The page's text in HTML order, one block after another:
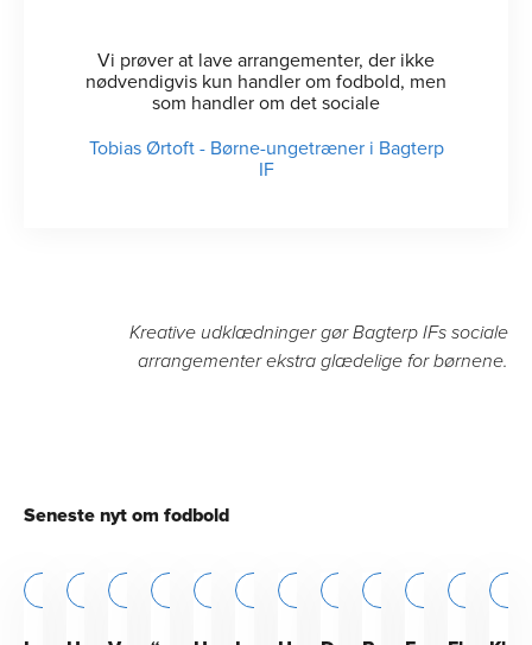
Vi prøver at lave arrangementer, der ikke
nødvendigvis kun handler om fodbold, men
som handler om det sociale
Tobias Ørtoft- Børne-ungetræner i Bagterp
IF
Kreative udklædninger gør Bagterp IFs sociale
arrangementer ekstra glædelige for børnene.
Seneste nyt om fodbold
DGI Nordjylland Fodbold Unge
DGI Midtjylland Fodbold Frivillige
DGI Nordjylland Fodbold
Børn DGI Nordjylland Fodbold
DGI Østjylland Fodbold
Børn DGI Midtjylland Fodbold
Fodbold Skoler
Børn Fodbold
Fodbold Børn Børn